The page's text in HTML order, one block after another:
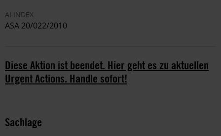
AI INDEX
ASA 20/022/2010
Diese Aktion ist beendet. Hier geht es zu aktuellen
Urgent Actions. Handle sofort!
Sachlage